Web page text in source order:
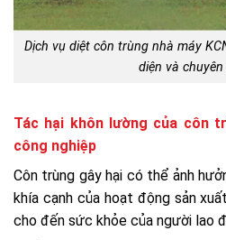
Dịch vụ diệt côn trùng nhà máy
diện và
Tác hại khôn lường của côn
công nghiệp
Côn trùng gây hại có thể ảnh
khía cạnh của hoạt động sản
cho đến sức khỏe của người lao